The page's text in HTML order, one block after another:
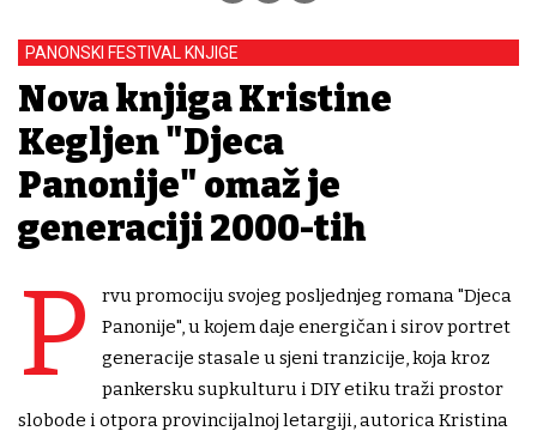
PANONSKI FESTIVAL KNJIGE
Nova knjiga Kristine
Kegljen "Djeca
Panonije" omaž je
generaciji 2000-tih
P
rvu promociju svojeg posljednjeg romana "Djeca
Panonije", u kojem daje energičan i sirov portret
generacije stasale u sjeni tranzicije, koja kroz
pankersku supkulturu i DIY etiku traži prostor
slobode i otpora provincijalnoj letargiji, autorica Kristina